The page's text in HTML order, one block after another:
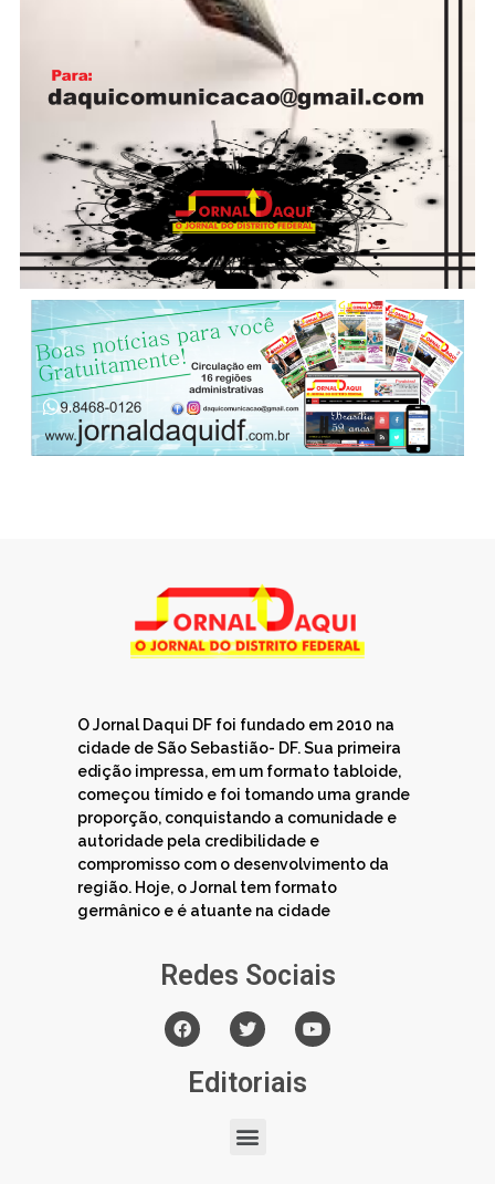
O Jornal Daqui DF foi fundado em 2010 na
cidade de São Sebastião- DF. Sua primeira
edição impressa, em um formato tabloide,
começou tímido e foi tomando uma grande
proporção, conquistando a comunidade e
autoridade pela credibilidade e
compromisso com o desenvolvimento da
região. Hoje, o Jornal tem formato
germânico e é atuante na cidade
Redes Sociais
Editoriais